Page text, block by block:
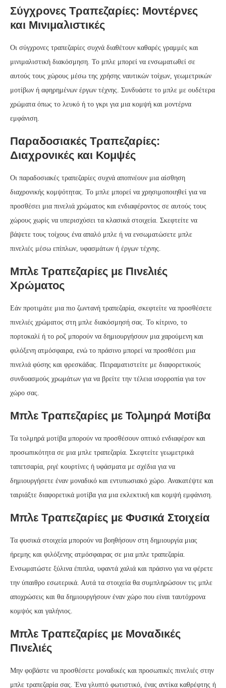
Σύγχρονες Τραπεζαρίες: Μοντέρνες
και Μινιμαλιστικές
Οι σύγχρονες τραπεζαρίες συχνά διαθέτουν καθαρές γραμμές και
μινιμαλιστική διακόσμηση. Το μπλε μπορεί να ενσωματωθεί σε
αυτούς τους χώρους μέσω της χρήσης ναυτικών τοίχων, γεωμετρικών
μοτίβων ή αφηρημένων έργων τέχνης. Συνδυάστε το μπλε με ουδέτερα
χρώματα όπως το λευκό ή το γκρι για μια κομψή και μοντέρνα
εμφάνιση.
Παραδοσιακές Τραπεζαρίες:
Διαχρονικές και Κομψές
Οι παραδοσιακές τραπεζαρίες συχνά αποπνέουν μια αίσθηση
διαχρονικής κομψότητας. Το μπλε μπορεί να χρησιμοποιηθεί για να
προσθέσει μια πινελιά χρώματος και ενδιαφέροντος σε αυτούς τους
χώρους χωρίς να υπερισχύσει τα κλασικά στοιχεία. Σκεφτείτε να
βάψετε τους τοίχους ένα απαλό μπλε ή να ενσωματώσετε μπλε
πινελιές μέσω επίπλων, υφασμάτων ή έργων τέχνης.
Μπλε Τραπεζαρίες με Πινελιές
Χρώματος
Εάν προτιμάτε μια πιο ζωντανή τραπεζαρία, σκεφτείτε να προσθέσετε
πινελιές χρώματος στη μπλε διακόσμησή σας. Το κίτρινο, το
πορτοκαλί ή το ροζ μπορούν να δημιουργήσουν μια χαρούμενη και
φιλόξενη ατμόσφαιρα, ενώ το πράσινο μπορεί να προσθέσει μια
πινελιά φύσης και φρεσκάδας. Πειραματιστείτε με διαφορετικούς
συνδυασμούς χρωμάτων για να βρείτε την τέλεια ισορροπία για τον
χώρο σας.
Μπλε Τραπεζαρίες με Τολμηρά Μοτίβα
Τα τολμηρά μοτίβα μπορούν να προσθέσουν οπτικό ενδιαφέρον και
προσωπικότητα σε μια μπλε τραπεζαρία. Σκεφτείτε γεωμετρικά
ταπετσαρία, ριγέ κουρτίνες ή υφάσματα με σχέδια για να
δημιουργήσετε έναν μοναδικό και εντυπωσιακό χώρο. Ανακατέψτε και
ταιριάξτε διαφορετικά μοτίβα για μια εκλεκτική και κομψή εμφάνιση.
Μπλε Τραπεζαρίες με Φυσικά Στοιχεία
Τα φυσικά στοιχεία μπορούν να βοηθήσουν στη δημιουργία μιας
ήρεμης και φιλόξενης ατμόσφαιρας σε μια μπλε τραπεζαρία.
Ενσωματώστε ξύλινα έπιπλα, υφαντά χαλιά και πράσινο για να φέρετε
την ύπαιθρο εσωτερικά. Αυτά τα στοιχεία θα συμπληρώσουν τις μπλε
αποχρώσεις και θα δημιουργήσουν έναν χώρο που είναι ταυτόχρονα
κομψός και γαλήνιος.
Μπλε Τραπεζαρίες με Μοναδικές
Πινελιές
Μην φοβάστε να προσθέσετε μοναδικές και προσωπικές πινελιές στην
μπλε τραπεζαρία σας. Ένα γλυπτό φωτιστικό, ένας αντίκα καθρέφτης ή